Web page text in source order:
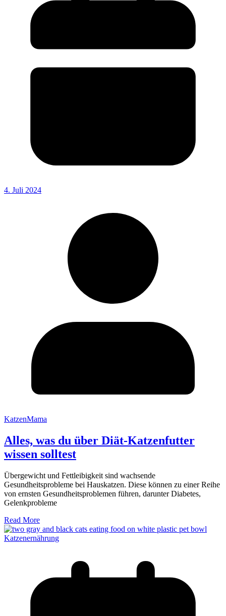
4. Juli 2024
KatzenMama
Alles, was du über Diät-Katzenfutter
wissen solltest
Übergewicht und Fettleibigkeit sind wachsende
Gesundheitsprobleme bei Hauskatzen. Diese können zu einer Reihe
von ernsten Gesundheitsproblemen führen, darunter Diabetes,
Gelenkprobleme
Read More
Katzenernährung